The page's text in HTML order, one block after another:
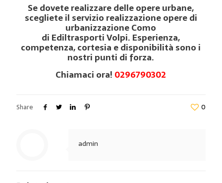
Se dovete realizzare delle opere urbane,
scegliete il servizio realizzazione opere di
urbanizzazione Como
di Ediltrasporti Volpi. Esperienza,
competenza, cortesia e disponibilità sono i
nostri punti di forza.
Chiamaci ora! 0296790302
Share 0
admin